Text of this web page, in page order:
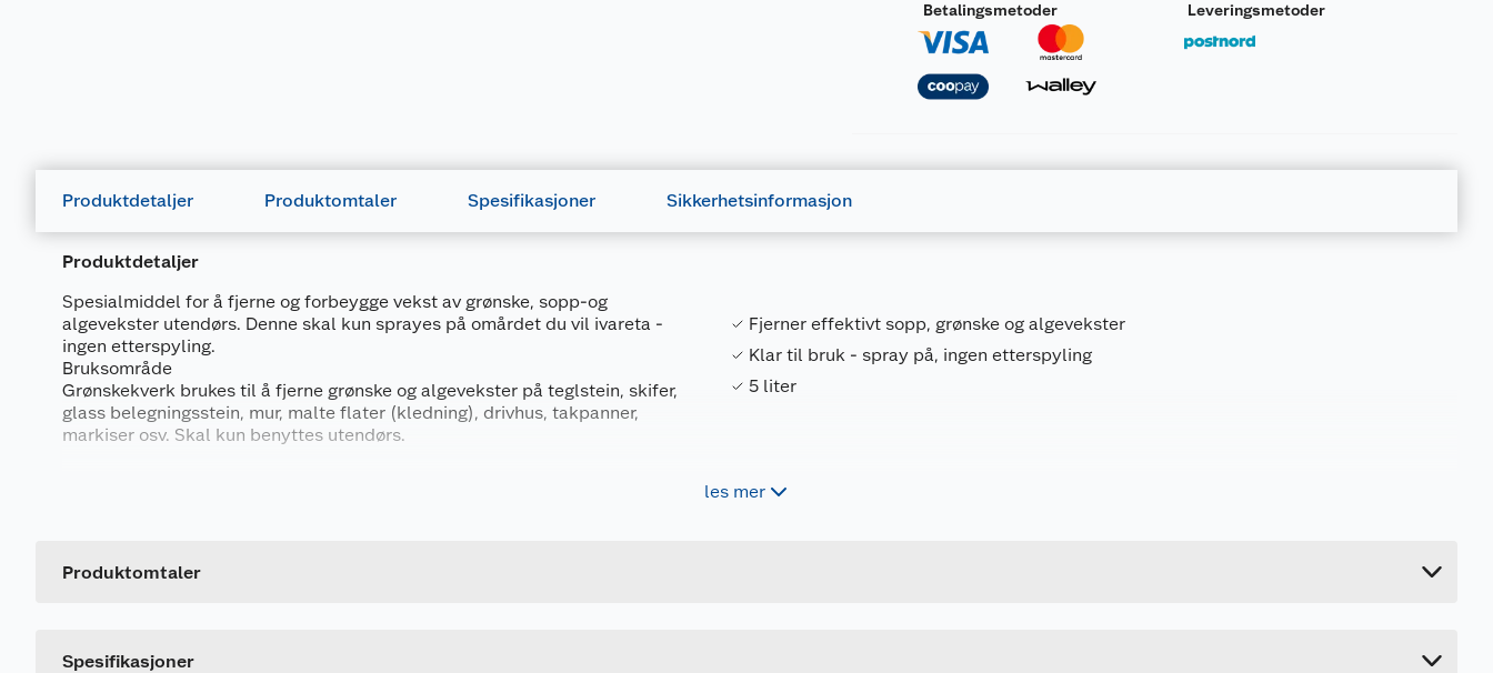
Betalingsmetoder Leveringsmetoder
Produktdetaljer Produktomtaler Spesifikasjoner Sikkerhetsinformasjon
Produktdetaljer
Spesialmiddel for å fjerne og forbeygge vekst av grønske, sopp-og
algevekster utendørs. Denne skal kun sprayes på omårdet du vil ivareta -
ingen etterspyling.
Bruksområde
Grønskekverk brukes til å fjerne grønske og algevekster på teglstein, skifer,
glass belegningsstein, mur, malte flater (kledning), drivhus, takpanner,
markiser osv. Skal kun benyttes utendørs.
Spray på - ingen etterspyling
Fjerner effektivt sopp, grønske og algevekster
Klar til bruk - spray på, ingen etterspyling
5 liter
les mer
Produktomtaler
Spesifikasjoner
Leverandørens artikkelnummer
Forpakningsmål
Merking
P305, P351,